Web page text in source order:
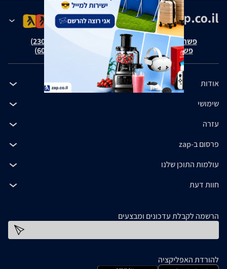
פשרה בת"צ אבנצ'יק נ' זאפ גרופ (ת"צ 23008-08-20)
פשרה בת"צ כהנים נ' זאפ גרופ (ת"צ 60371-12-19)
אודות
שימושי
עזרה
פרסום ב-zap
עולמות התוכן שלנו
חוות דעת
הרשמה לקבלת עדכונים ומבצעים
להורדת האפליקציה